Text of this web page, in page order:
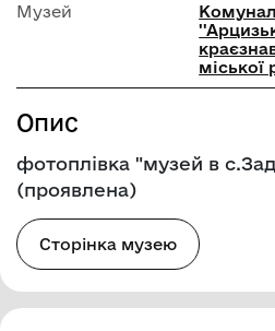
Музей
міської
Опис
фотоплівка "музей в
(проявлена)
Сторінка музею